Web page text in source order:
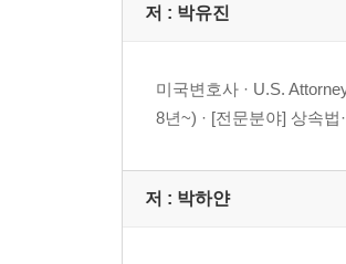
10. 장애인 신탁
CHAPTER Ⅲ 상속분쟁
02. 공증유언
저 : 박유진
미국변호사 · U.S.
8년~) · [전문분야] 상속법
저 : 박하얀